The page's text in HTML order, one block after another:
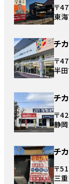
〒
東
チ
〒
半
チ
〒
静
チ
〒
三